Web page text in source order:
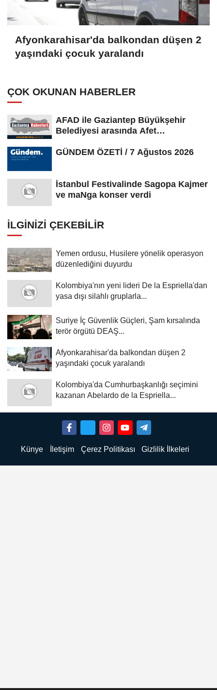
Afyonkarahisar'da balkondan düşen 2
yaşındaki çocuk yaralandı
ÇOK OKUNAN HABERLER
AFAD ile Gaziantep Büyükşehir
Belediyesi arasında Afet
GÜNDEM ÖZETİ / 7 Ağustos 2026
İstanbul Festivalinde Sagopa Kajmer
ve maNga konser verdi
İLGINIZI ÇEKEBILIR
Yemen ordusu, Husilere yönelik operasyon
düzenlediğini duyurdu
Kolombiya'nın yeni lideri De la Espriella'dan
yasa dışı silahlı gruplarla...
Suriye İç Güvenlik Güçleri, Şam kırsalında
terör örgütü DEAŞ...
Afyonkarahisar'da balkondan düşen 2
yaşındaki çocuk yaralandı
Kolombiya'da Cumhurbaşkanlığı seçimini
kazanan Abelardo de la Espriella...
Künye İletişim Çerez Politikası Gizlilik İlkeleri